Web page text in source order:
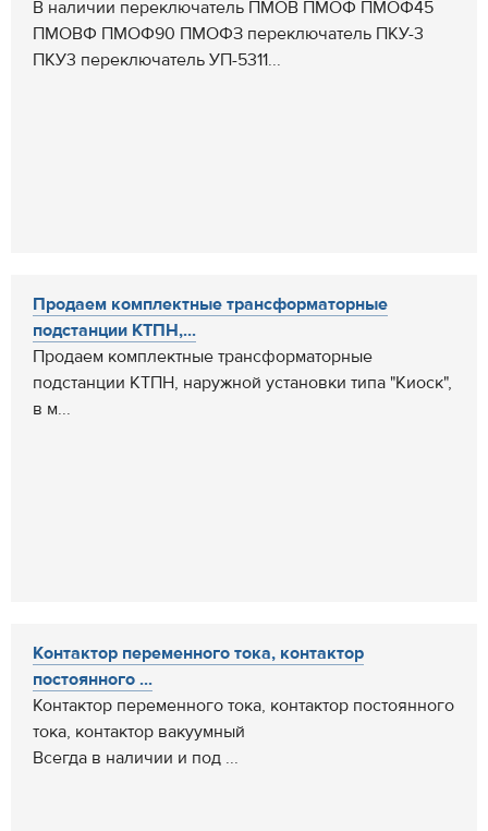
В наличии переключатель ПМОВ ПМОФ ПМОФ45
ПМОВФ ПМОФ90 ПМОФЗ переключатель ПКУ-3
ПКУ3 переключатель УП-5311...
Продаем комплектные трансформаторные
подстанции КТПН,...
Продаем комплектные трансформаторные
подстанции КТПН, наружной установки типа "Киоск",
в м...
Контактор переменного тока, контактор
постоянного ...
Контактор переменного тока, контактор постоянного
тока, контактор вакуумный
Всегда в наличии и под ...